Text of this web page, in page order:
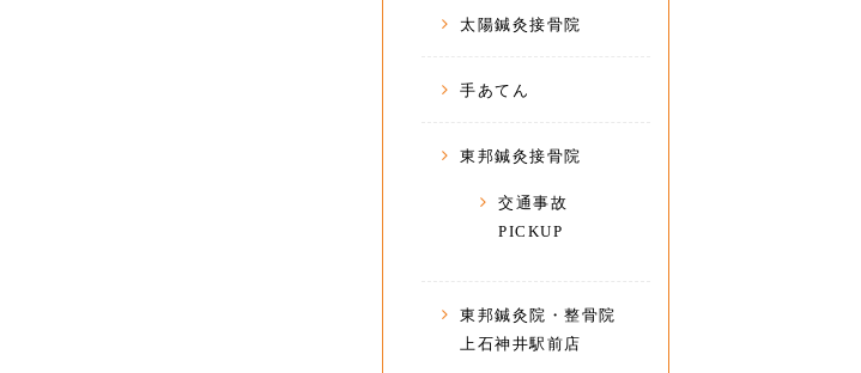
太陽鍼灸接骨院
手あてん
東邦鍼灸接骨院
交通事故
PICKUP
東邦鍼灸院・整骨院
上石神井駅前店